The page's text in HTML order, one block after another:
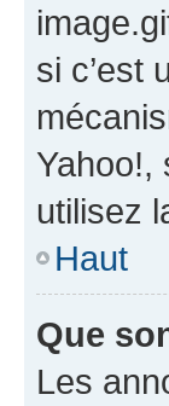
si c’est
Yahoo!,
utilisez
Haut
Que
Les